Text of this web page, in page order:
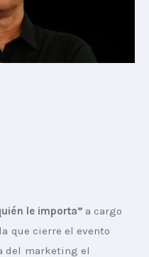
MIEMBROS
le importa” a cargo
que cierre el evento
del marketing el